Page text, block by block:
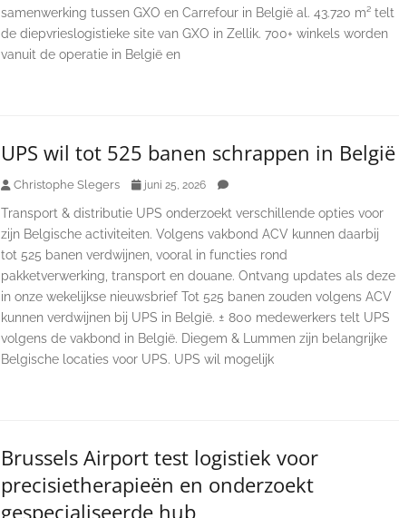
samenwerking tussen GXO en Carrefour in België al. 43.720 m² telt
de diepvrieslogistieke site van GXO in Zellik. 700+ winkels worden
vanuit de operatie in België en
UPS wil tot 525 banen schrappen in België
Christophe Slegers juni 25, 2026
Transport & distributie UPS onderzoekt verschillende opties voor
zijn Belgische activiteiten. Volgens vakbond ACV kunnen daarbij
tot 525 banen verdwijnen, vooral in functies rond
pakketverwerking, transport en douane. Ontvang updates als deze
in onze wekelijkse nieuwsbrief Tot 525 banen zouden volgens ACV
kunnen verdwijnen bij UPS in België. ± 800 medewerkers telt UPS
volgens de vakbond in België. Diegem & Lummen zijn belangrijke
Belgische locaties voor UPS. UPS wil mogelijk
Brussels Airport test logistiek voor
precisietherapieën en onderzoekt
gespecialiseerde hub